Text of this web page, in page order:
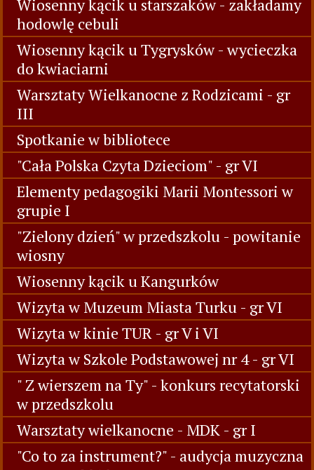
Światowy Dzień Wody - realizacja
programu "Mamo, Tato , wolę wodę!",
projektu edukacyjnego "Woda"
Wizyta w kinie TUR - gr IV, V , VI
Wiosenny kącik u starszaków - zakładamy
hodowlę cebuli
Wiosenny kącik u Tygrysków - wycieczka
do kwiaciarni
Warsztaty Wielkanocne z Rodzicami - gr
III
Spotkanie w bibliotece
"Cała Polska Czyta Dzieciom" - gr VI
Elementy pedagogiki Marii Montessori w
grupie I
"Zielony dzień" w przedszkolu - powitanie
wiosny
Wiosenny kącik u Kangurków
Wizyta w Muzeum Miasta Turku - gr VI
Wizyta w kinie TUR - gr V i VI
Wizyta w Szkole Podstawowej nr 4 - gr VI